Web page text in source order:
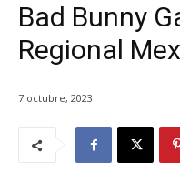
Bad Bunny
Regional
7 octubre, 2023